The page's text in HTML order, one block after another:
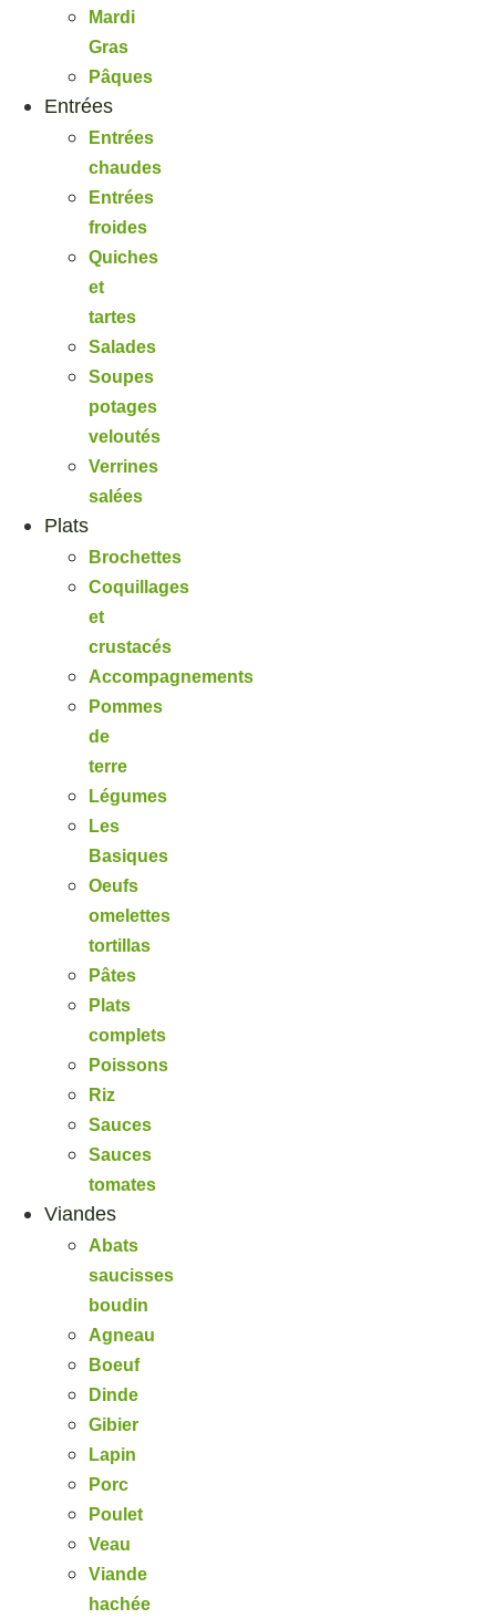
Mardi
Gras
Pâques
Entrées
Entrées
chaudes
Entrées
froides
Quiches
et
tartes
Salades
Soupes
potages
veloutés
Verrines
salées
Plats
Brochettes
Coquillages
et
crustacés
Accompagnements
Pommes
de
terre
Légumes
Les
Basiques
Oeufs
omelettes
tortillas
Pâtes
Plats
complets
Poissons
Riz
Sauces
Sauces
tomates
Viandes
Abats
saucisses
boudin
Agneau
Boeuf
Dinde
Gibier
Lapin
Porc
Poulet
Veau
Viande
hachée